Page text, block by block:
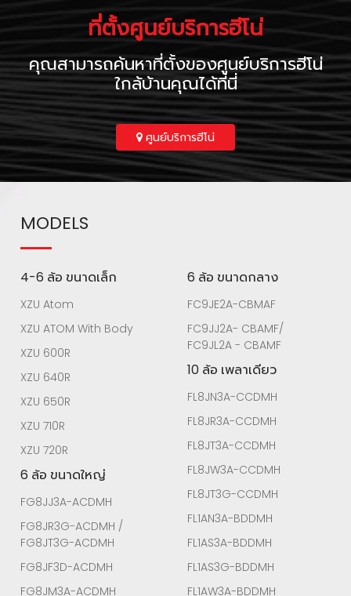
ที่ตั้งศูนย์บริการฮีโน่
คุณสามารถค้นหาที่ตั้งของศูนย์บริการฮีโน่
ใกล้บ้านคุณได้ที่นี่
ศูนย์บริการฮีโน่
MODELS
4-6 ล้อ ขนาดเล็ก
XZU Atom
XZU ATOM With Body
XZU 600R
XZU 640R
XZU 650R
XZU 710R
XZU 720R
6 ล้อ ขนาดใหญ่
FG8JJ3A-ACDMH
FG8JR3G-ACDMH /
FG8JT3G-ACDMH
FG8JF3D-ACDMH
FG8JM3A-ACDMH
6 ล้อ ขนาดกลาง
FC9JE2A-CBMAF
FC9JJ2A- CBAMF/
FC9JL2A - CBAMF
10 ล้อ เพลาเดียว
FL8JN3A-CCDMH
FL8JR3A-CCDMH
FL8JT3A-CCDMH
FL8JW3A-CCDMH
FL8JT3G-CCDMH
FL1AN3A-BDDMH
FL1AS3A-BDDMH
FL1AS3G-BDDMH
FL1AW3A-BDDMH